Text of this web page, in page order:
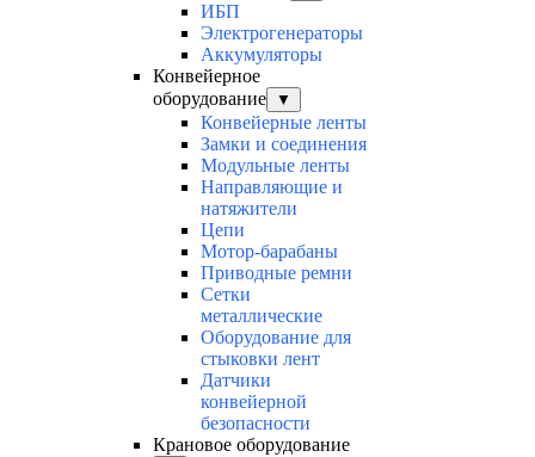
ИБП
Электрогенераторы
Аккумуляторы
Конвейерное
оборудование
▼
Конвейерные ленты
Замки и соединения
Модульные ленты
Направляющие и
натяжители
Цепи
Мотор-барабаны
Приводные ремни
Сетки
металлические
Оборудование для
стыковки лент
Датчики
конвейерной
безопасности
Крановое оборудование